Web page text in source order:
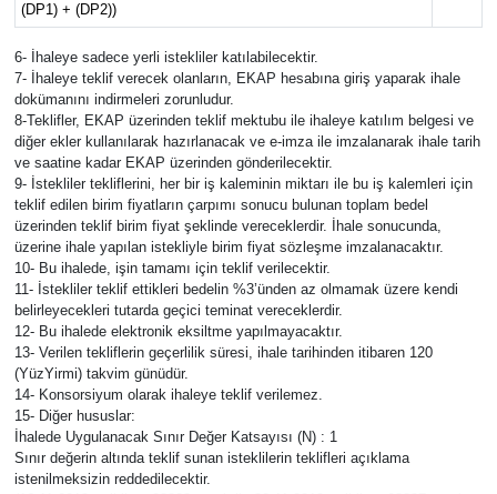
(DP1) + (DP2))
6- İhaleye sadece yerli istekliler katılabilecektir.
7- İhaleye teklif verecek olanların, EKAP hesabına giriş yaparak ihale
dokümanını indirmeleri zorunludur.
8-Teklifler, EKAP üzerinden teklif mektubu ile ihaleye katılım belgesi ve
diğer ekler kullanılarak hazırlanacak ve e-imza ile imzalanarak ihale tarih
ve saatine kadar EKAP üzerinden gönderilecektir.
9- İstekliler tekliflerini, her bir iş kaleminin miktarı ile bu iş kalemleri için
teklif edilen birim fiyatların çarpımı sonucu bulunan toplam bedel
üzerinden teklif birim fiyat şeklinde vereceklerdir. İhale sonucunda,
üzerine ihale yapılan istekliyle birim fiyat sözleşme imzalanacaktır.
10- Bu ihalede, işin tamamı için teklif verilecektir.
11- İstekliler teklif ettikleri bedelin %3’ünden az olmamak üzere kendi
belirleyecekleri tutarda geçici teminat vereceklerdir.
12- Bu ihalede elektronik eksiltme yapılmayacaktır.
13- Verilen tekliflerin geçerlilik süresi, ihale tarihinden itibaren 120
(YüzYirmi) takvim günüdür.
14- Konsorsiyum olarak ihaleye teklif verilemez.
15- Diğer hususlar:
İhalede Uygulanacak Sınır Değer Katsayısı (N) : 1
Sınır değerin altında teklif sunan isteklilerin teklifleri açıklama
istenilmeksizin reddedilecektir.